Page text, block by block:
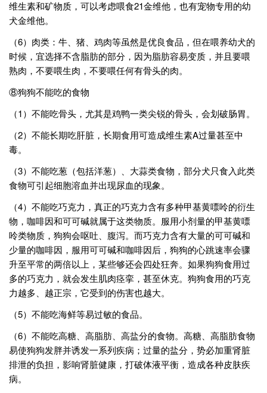
维生素和矿物质，可以考虑喂食21金维他，也有宠物专用的幼
犬金维他。
（6）肉类：牛、猪、鸡肉等虽然是优良食品，但在喂养幼犬的
时候，宜选择不含脂肪的部分，因为脂肪容易变质，并且要喂
熟肉，不要喂生肉，不要喂任何有骨头的肉。
⑧狗狗不能吃的食物
（1）不能吃骨头，尤其是鸡鸭一类尖锐的骨头，会划破肠胃。
（2）不能长期吃肝脏，长期食用可造成维生素A过量甚至中
毒。
（3）不能吃葱（包括洋葱）、大蒜类食物，部分犬只食入此类
食物可引起细胞溶血并出现尿血的现象。
（4）不能吃巧克力，真正的巧克力含有多种甲基黄嘌呤的衍生
物，咖啡因和可可碱就属于这类物质。服用小剂量的甲基黄嘌
呤类物质，狗狗会呕吐、腹泻。而巧克力含有大量的可可碱和
少量的咖啡因，服用可可碱和咖啡因后，狗狗的心跳速率会骤
升至平常的两倍以上，某些够还会四处狂奔。如果狗狗食用过
多的巧克力，就会发生肌肉痉挛，甚至休克。狗狗食用的巧克
力越多、越正宗，它受到的伤害也越大。
（5）不能吃海鲜等易过敏的食品。
（6）不能吃高糖、高脂肪、高盐分的食物。高糖、高脂肪食物
易使狗狗发胖并诱发一系列疾病；过量的盐分，势必加重肾脏
排泄的负担，影响肾脏健康，打破体液平衡，造成各种皮肤疾
病。